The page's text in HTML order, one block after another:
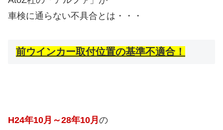
車検に通らない不具合とは・・・
前ウインカー取付位置の基準不適合！
H24年10月～28年10月 の